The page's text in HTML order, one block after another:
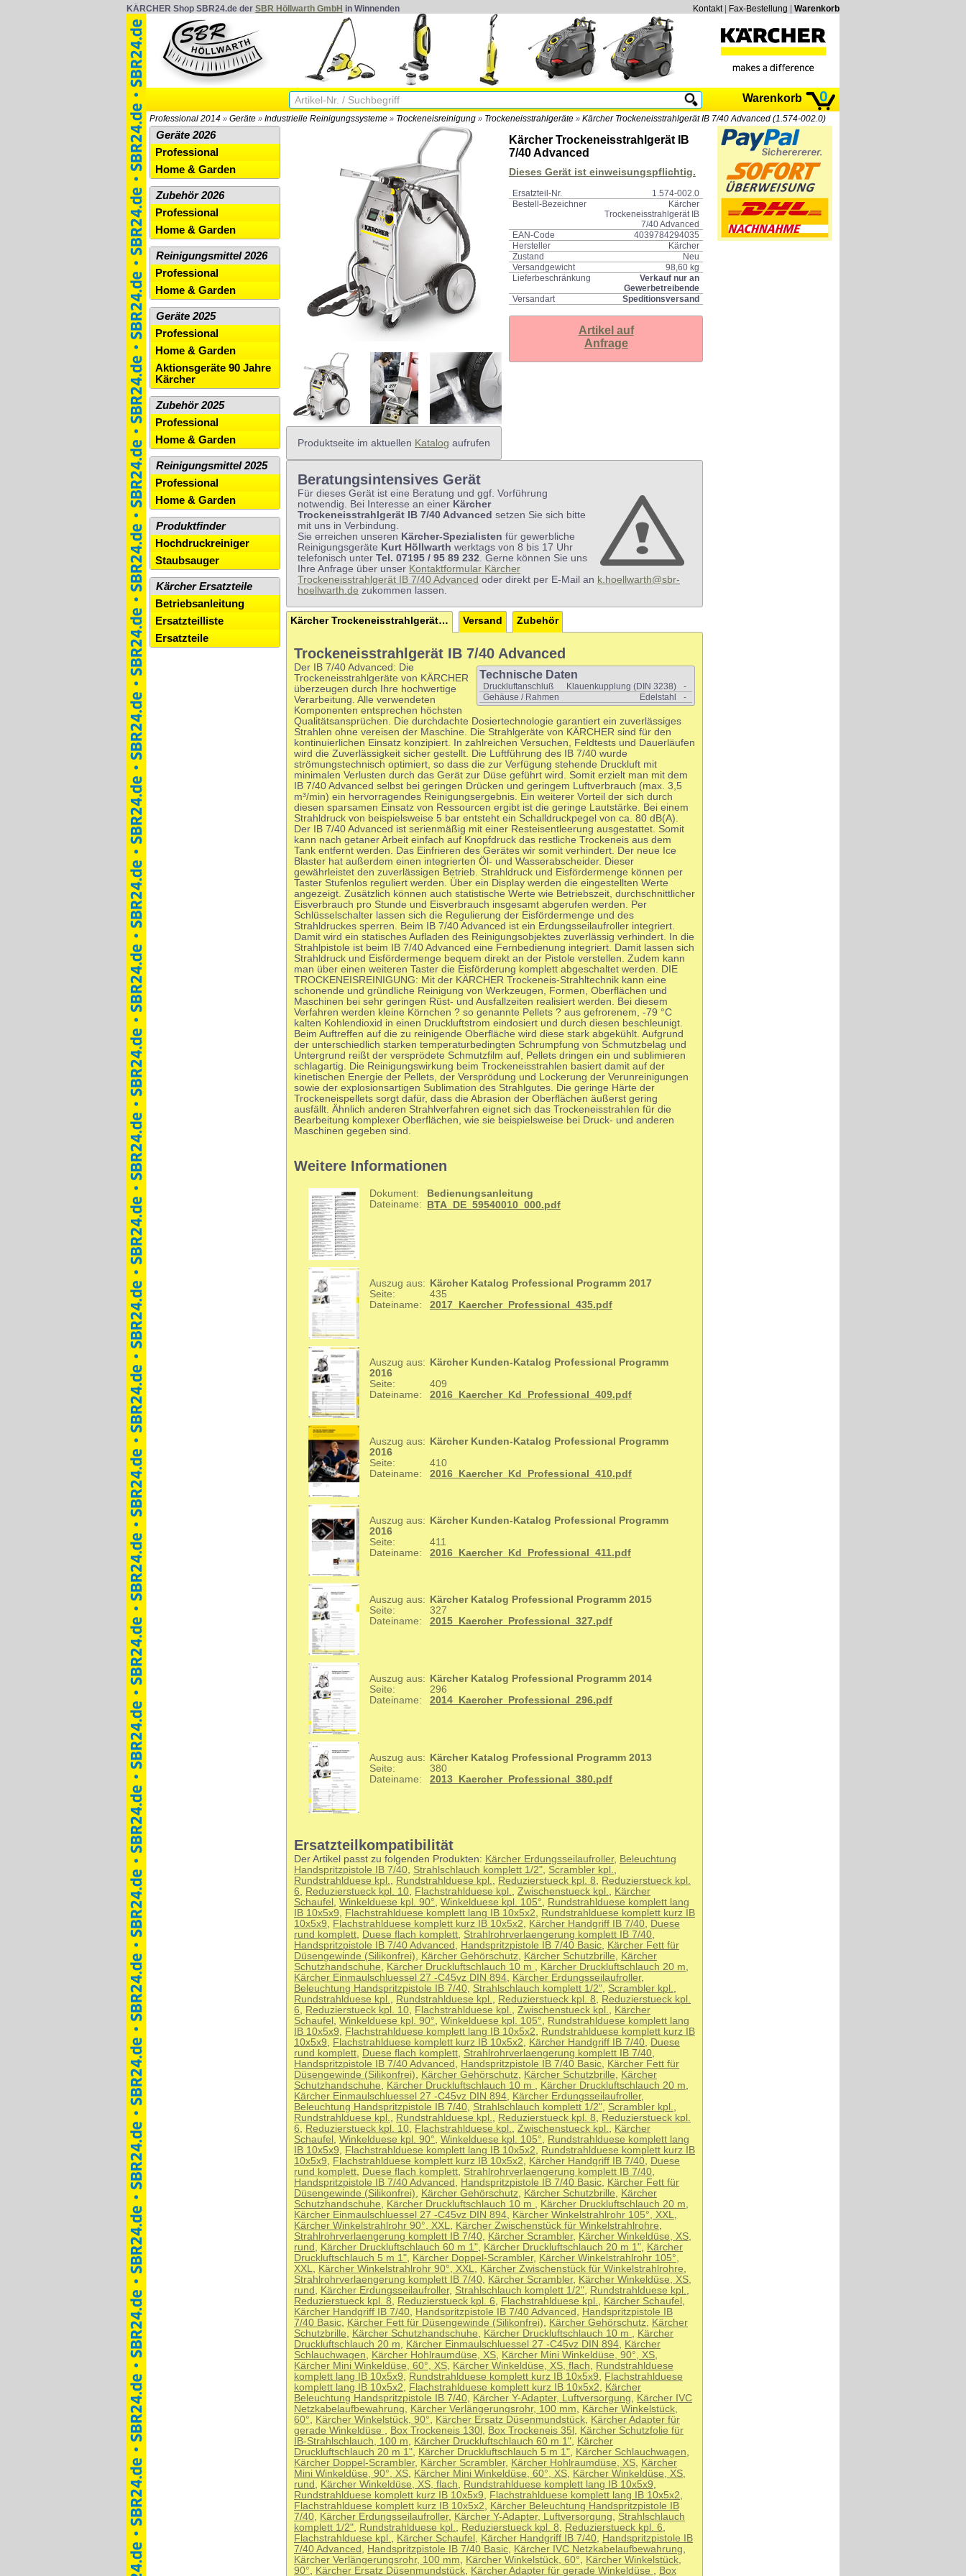
KÄRCHER Shop SBR24.de der SBR Höllwarth GmbH in Winnenden Kontakt| Fax-Bestellung Warenkorb
Warenkorb 0
Professional 2014 » Geräte » Industrielle Reinigungssysteme » Trockeneisreinigung » Trockeneisstrahlgeräte » Kärcher Trockeneisstrahlgerät IB 7/40 Advanced (1.574-002.0)
Kärcher Trockeneisstrahlgerät IB
7/40 Advanced
Dieses Gerät ist einweisungspflichtig.
Ersatzteil-Nr.
1.574-002.0
Bestell-Bezeichner
Kärcher
Trockeneisstrahlgerät IB
7/40 Advanced
EAN-Code
4039784294035
Hersteller
Kärcher
Zustand
Neu
Versandgewicht
98,60 kg
Lieferbeschränkung
Verkauf nur an
Gewerbetreibende
Versandart
Speditionsversand
Artikel auf
Anfrage
Produktseite im aktuellen Katalog aufrufen
Beratungsintensives Gerät
Für dieses Gerät ist eine Beratung und ggf. Vorführung
notwendig. Bei Interesse an einer Kärcher
Trockeneisstrahlgerät IB 7/40 Advanced setzen Sie sich bitte
mit uns in Verbindung.
Sie erreichen unseren Kärcher-Spezialisten für gewerbliche
Reinigungsgeräte Kurt Höllwarth werktags von 8 bis 17 Uhr
telefonisch unter Tel. 07195 / 95 89 232. Gerne können Sie uns
Ihre Anfrage über unser Kontaktformular Kärcher
Trockeneisstrahlgerät IB 7/40 Advanced oder direkt per E-Mail an k.hoellwarth@sbr-
hoellwarth.de zukommen lassen.
Kärcher Trockeneisstrahlgerät IB 7/40 Advanced Versand Zubehör
Trockeneisstrahlgerät IB 7/40 Advanced
Technische Daten
Druckluftanschluß Klauenkupplung (DIN 3238)
-
Gehäuse / Rahmen
Edelstahl -
Der IB 7/40 Advanced: Die
Trockeneisstrahlgeräte von KÄRCHER
überzeugen durch Ihre hochwertige
Verarbeitung. Alle verwendeten
Komponenten entsprechen höchsten
Qualitätsansprüchen. Die durchdachte Dosiertechnologie garantiert ein zuverlässiges
Strahlen ohne vereisen der Maschine. Die Strahlgeräte von KÄRCHER sind für den
kontinuierlichen Einsatz konzipiert. In zahlreichen Versuchen, Feldtests und Dauerläufen
wird die Zuverlässigkeit sicher gestellt. Die Luftführung des IB 7/40 wurde
strömungstechnisch optimiert, so dass die zur Verfügung stehende Druckluft mit
minimalen Verlusten durch das Gerät zur Düse geführt wird. Somit erzielt man mit dem
IB 7/40 Advanced selbst bei geringen Drücken und geringem Luftverbrauch (max. 3,5
m³/min) ein hervorragendes Reinigungsergebnis. Ein weiterer Vorteil der sich durch
diesen sparsamen Einsatz von Ressourcen ergibt ist die geringe Lautstärke. Bei einem
Strahldruck von beispielsweise 5 bar entsteht ein Schalldruckpegel von ca. 80 dB(A).
Der IB 7/40 Advanced ist serienmäßig mit einer Resteisentleerung ausgestattet. Somit
kann nach getaner Arbeit einfach auf Knopfdruck das restliche Trockeneis aus dem
Tank entfernt werden. Das Einfrieren des Gerätes wir somit verhindert. Der neue Ice
Blaster hat außerdem einen integrierten Öl- und Wasserabscheider. Dieser
gewährleistet den zuverlässigen Betrieb. Strahldruck und Eisfördermenge können per
Taster Stufenlos reguliert werden. Über ein Display werden die eingestellten Werte
angezeigt. Zusätzlich können auch statistische Werte wie Betriebszeit, durchschnittlicher
Eisverbrauch pro Stunde und Eisverbrauch insgesamt abgerufen werden. Per
Schlüsselschalter lassen sich die Regulierung der Eisfördermenge und des
Strahldruckes sperren. Beim IB 7/40 Advanced ist ein Erdungsseilaufroller integriert.
Damit wird ein statisches Aufladen des Reinigungsobjektes zuverlässig verhindert. In die
Strahlpistole ist beim IB 7/40 Advanced eine Fernbedienung integriert. Damit lassen sich
Strahldruck und Eisfördermenge bequem direkt an der Pistole verstellen. Zudem kann
man über einen weiteren Taster die Eisförderung komplett abgeschaltet werden. DIE
TROCKENEISREINIGUNG: Mit der KÄRCHER Trockeneis-Strahltechnik kann eine
schonende und gründliche Reinigung von Werkzeugen, Formen, Oberflächen und
Maschinen bei sehr geringen Rüst- und Ausfallzeiten realisiert werden. Bei diesem
Verfahren werden kleine Körnchen ? so genannte Pellets ? aus gefrorenem, -79 °C
kalten Kohlendioxid in einen Druckluftstrom eindosiert und durch diesen beschleunigt.
Beim Auftreffen auf die zu reinigende Oberfläche wird diese stark abgekühlt. Aufgrund
der unterschiedlich starken temperaturbedingten Schrumpfung von Schmutzbelag und
Untergrund reißt der versprödete Schmutzfilm auf, Pellets dringen ein und sublimieren
schlagartig. Die Reinigungswirkung beim Trockeneisstrahlen basiert damit auf der
kinetischen Energie der Pellets, der Versprödung und Lockerung der Verunreinigungen
sowie der explosionsartigen Sublimation des Strahlgutes. Die geringe Härte der
Trockeneispellets sorgt dafür, dass die Abrasion der Oberflächen äußerst gering
ausfällt. Ähnlich anderen Strahlverfahren eignet sich das Trockeneisstrahlen für die
Bearbeitung komplexer Oberflächen, wie sie beispielsweise bei Druck- und anderen
Maschinen gegeben sind.
Weitere Informationen
Dokument:
Bedienungsanleitung
Dateiname: BTA_DE_59540010_000.pdf
Auszug aus: Kärcher Katalog Professional Programm 2017
Seite:
435
Dateiname:
2017_Kaercher_Professional_435.pdf
Auszug aus: Kärcher Kunden-Katalog Professional Programm
2016
Seite:
409
Dateiname:
2016_Kaercher_Kd_Professional_409.pdf
Auszug aus: Kärcher Kunden-Katalog Professional Programm
2016
Seite:
410
Dateiname:
2016_Kaercher_Kd_Professional_410.pdf
Auszug aus: Kärcher Kunden-Katalog Professional Programm
2016
Seite:
411
Dateiname:
2016_Kaercher_Kd_Professional_411.pdf
Auszug aus: Kärcher Katalog Professional Programm 2015
Seite:
327
Dateiname:
2015_Kaercher_Professional_327.pdf
Auszug aus: Kärcher Katalog Professional Programm 2014
Seite:
296
Dateiname:
2014_Kaercher_Professional_296.pdf
Auszug aus: Kärcher Katalog Professional Programm 2013
Seite:
380
Dateiname:
2013_Kaercher_Professional_380.pdf
Ersatzteilkompatibilität
Der Artikel passt zu folgenden Produkten: Kärcher Erdungsseilaufroller, Beleuchtung
Handspritzpistole IB 7/40, Strahlschlauch komplett 1/2", Scrambler kpl.,
Rundstrahlduese kpl., Rundstrahlduese kpl., Reduzierstueck kpl. 8, Reduzierstueck kpl.
6, Reduzierstueck kpl. 10, Flachstrahlduese kpl., Zwischenstueck kpl., Kärcher
Schaufel , Winkelduese kpl. 90°, Winkelduese kpl. 105°, Rundstrahlduese komplett lang
IB 10x5x9, Flachstrahlduese komplett lang IB 10x5x2, Rundstrahlduese komplett kurz IB
10x5x9, Flachstrahlduese komplett kurz IB 10x5x2, Kärcher Handgriff IB 7/40, Duese
rund komplett, Duese flach komplett, Strahlrohrverlaengerung komplett IB 7/40,
Handspritzpistole IB 7/40 Advanced , Handspritzpistole IB 7/40 Basic, Kärcher Fett für
Düsengewinde (Silikonfrei), Kärcher Gehörschutz, Kärcher Schutzbrille, Kärcher
Schutzhandschuhe, Kärcher Druckluftschlauch 10 m , Kärcher Druckluftschlauch 20 m,
Kärcher Einmaulschluessel 27 -C45vz DIN 894, Kärcher Erdungsseilaufroller,
Beleuchtung Handspritzpistole IB 7/40, Strahlschlauch komplett 1/2", Scrambler kpl.,
Rundstrahlduese kpl., Rundstrahlduese kpl., Reduzierstueck kpl. 8, Reduzierstueck kpl.
6, Reduzierstueck kpl. 10, Flachstrahlduese kpl., Zwischenstueck kpl., Kärcher
Schaufel , Winkelduese kpl. 90°, Winkelduese kpl. 105°, Rundstrahlduese komplett lang
IB 10x5x9, Flachstrahlduese komplett lang IB 10x5x2, Rundstrahlduese komplett kurz IB
10x5x9, Flachstrahlduese komplett kurz IB 10x5x2, Kärcher Handgriff IB 7/40, Duese
rund komplett, Duese flach komplett, Strahlrohrverlaengerung komplett IB 7/40,
Handspritzpistole IB 7/40 Advanced , Handspritzpistole IB 7/40 Basic, Kärcher Fett für
Düsengewinde (Silikonfrei), Kärcher Gehörschutz, Kärcher Schutzbrille, Kärcher
Schutzhandschuhe, Kärcher Druckluftschlauch 10 m , Kärcher Druckluftschlauch 20 m,
Kärcher Einmaulschluessel 27 -C45vz DIN 894, Kärcher Erdungsseilaufroller,
Beleuchtung Handspritzpistole IB 7/40, Strahlschlauch komplett 1/2", Scrambler kpl.,
Rundstrahlduese kpl., Rundstrahlduese kpl., Reduzierstueck kpl. 8, Reduzierstueck kpl.
6, Reduzierstueck kpl. 10, Flachstrahlduese kpl., Zwischenstueck kpl., Kärcher
Schaufel , Winkelduese kpl. 90°, Winkelduese kpl. 105°, Rundstrahlduese komplett lang
IB 10x5x9, Flachstrahlduese komplett lang IB 10x5x2, Rundstrahlduese komplett kurz IB
10x5x9, Flachstrahlduese komplett kurz IB 10x5x2, Kärcher Handgriff IB 7/40, Duese
rund komplett, Duese flach komplett, Strahlrohrverlaengerung komplett IB 7/40,
Handspritzpistole IB 7/40 Advanced , Handspritzpistole IB 7/40 Basic, Kärcher Fett für
Düsengewinde (Silikonfrei), Kärcher Gehörschutz, Kärcher Schutzbrille, Kärcher
Schutzhandschuhe, Kärcher Druckluftschlauch 10 m , Kärcher Druckluftschlauch 20 m,
Kärcher Einmaulschluessel 27 -C45vz DIN 894, Kärcher Winkelstrahlrohr 105°, XXL,
Kärcher Winkelstrahlrohr 90°, XXL, Kärcher Zwischenstück für Winkelstrahlrohre,
Strahlrohrverlaengerung komplett IB 7/40, Kärcher Scrambler, Kärcher Winkeldüse, XS,
rund , Kärcher Druckluftschlauch 60 m 1", Kärcher Druckluftschlauch 20 m 1", Kärcher
Druckluftschlauch 5 m 1", Kärcher Doppel-Scrambler, Kärcher Winkelstrahlrohr 105°,
XXL, Kärcher Winkelstrahlrohr 90°, XXL, Kärcher Zwischenstück für Winkelstrahlrohre,
Strahlrohrverlaengerung komplett IB 7/40, Kärcher Scrambler, Kärcher Winkeldüse, XS,
rund , Kärcher Erdungsseilaufroller, Strahlschlauch komplett 1/2", Rundstrahlduese kpl.,
Reduzierstueck kpl. 8, Reduzierstueck kpl. 6, Flachstrahlduese kpl., Kärcher Schaufel ,
Kärcher Handgriff IB 7/40, Handspritzpistole IB 7/40 Advanced , Handspritzpistole IB
7/40 Basic, Kärcher Fett für Düsengewinde (Silikonfrei), Kärcher Gehörschutz, Kärcher
Schutzbrille, Kärcher Schutzhandschuhe, Kärcher Druckluftschlauch 10 m , Kärcher
Druckluftschlauch 20 m, Kärcher Einmaulschluessel 27 -C45vz DIN 894, Kärcher
Schlauchwagen, Kärcher Hohlraumdüse, XS, Kärcher Mini Winkeldüse, 90°, XS,
Kärcher Mini Winkeldüse, 60°, XS, Kärcher Winkeldüse, XS, flach, Rundstrahlduese
komplett lang IB 10x5x9, Rundstrahlduese komplett kurz IB 10x5x9, Flachstrahlduese
komplett lang IB 10x5x2, Flachstrahlduese komplett kurz IB 10x5x2, Kärcher
Beleuchtung Handspritzpistole IB 7/40, Kärcher Y-Adapter, Luftversorgung, Kärcher IVC
Netzkabelaufbewahrung, Kärcher Verlängerungsrohr, 100 mm, Kärcher Winkelstück,
60°, Kärcher Winkelstück, 90°, Kärcher Ersatz Düsenmundstück, Kärcher Adapter für
gerade Winkeldüse , Box Trockeneis 130l , Box Trockeneis 35l , Kärcher Schutzfolie für
IB-Strahlschlauch, 100 m, Kärcher Druckluftschlauch 60 m 1", Kärcher
Druckluftschlauch 20 m 1", Kärcher Druckluftschlauch 5 m 1", Kärcher Schlauchwagen,
Kärcher Doppel-Scrambler, Kärcher Scrambler, Kärcher Hohlraumdüse, XS, Kärcher
Mini Winkeldüse, 90°, XS, Kärcher Mini Winkeldüse, 60°, XS, Kärcher Winkeldüse, XS,
rund , Kärcher Winkeldüse, XS, flach, Rundstrahlduese komplett lang IB 10x5x9,
Rundstrahlduese komplett kurz IB 10x5x9, Flachstrahlduese komplett lang IB 10x5x2,
Flachstrahlduese komplett kurz IB 10x5x2, Kärcher Beleuchtung Handspritzpistole IB
7/40, Kärcher Erdungsseilaufroller, Kärcher Y-Adapter, Luftversorgung, Strahlschlauch
komplett 1/2", Rundstrahlduese kpl., Reduzierstueck kpl. 8, Reduzierstueck kpl. 6,
Flachstrahlduese kpl., Kärcher Schaufel , Kärcher Handgriff IB 7/40, Handspritzpistole IB
7/40 Advanced , Handspritzpistole IB 7/40 Basic, Kärcher IVC Netzkabelaufbewahrung,
Kärcher Verlängerungsrohr, 100 mm, Kärcher Winkelstück, 60°, Kärcher Winkelstück,
90°, Kärcher Ersatz Düsenmundstück, Kärcher Adapter für gerade Winkeldüse , Box
Geräte 2026
Professional
Home & Garden
Zubehör 2026
Professional
Home & Garden
Reinigungsmittel 2026
Professional
Home & Garden
Geräte 2025
Professional
Home & Garden
Aktionsgeräte 90 Jahre
Kärcher
Zubehör 2025
Professional
Home & Garden
Reinigungsmittel 2025
Professional
Home & Garden
Produktfinder
Hochdruckreiniger
Staubsauger
Kärcher Ersatzteile
Betriebsanleitung
Ersatzteilliste
Ersatzteile